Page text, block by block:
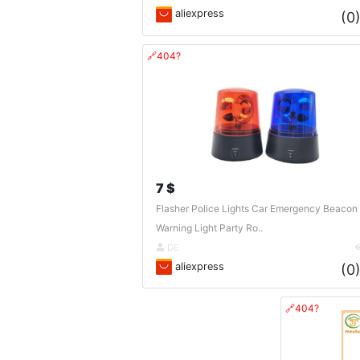
aliexpress (0)
🔗404?
7 $
Flasher Police Lights Car Emergency Beacon
Warning Light Party Ro..
DE
aliexpress (0)
🔗404?